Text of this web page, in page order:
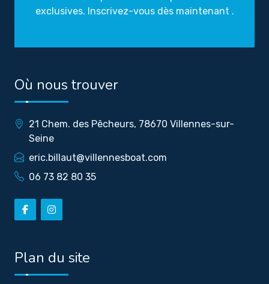
exclusives. Inscrivez-vous dès maintenant .
Où nous trouver
21 Chem. des Pêcheurs, 78670 Villennes-sur-
Seine
eric.billaut@villennesboat.com
06 73 82 80 35
Plan du site